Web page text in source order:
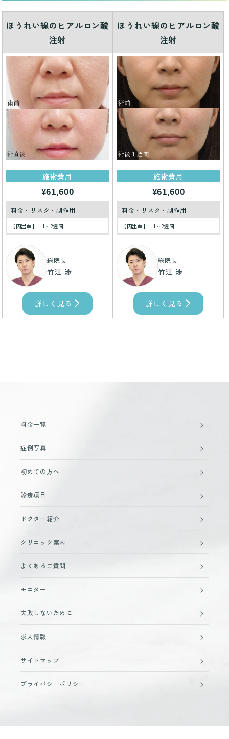
ほうれい線のヒアルロン酸
注射
施術費用
¥61,600
料金・リスク・副作用
【内出血】…1～2週間
総院長
竹江 渉
詳しく見る
ほうれい線のヒアルロン酸
注射
施術費用
¥61,600
料金・リスク・副作用
【内出血】…1～2週間
総院長
竹江 渉
詳しく見る
料金一覧
症例写真
初めての方へ
診療項目
ドクター紹介
クリニック案内
よくあるご質問
モニター
失敗しないために
求人情報
サイトマップ
プライバシーポリシー